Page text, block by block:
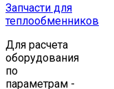
Запчасти для
теплообменников
Для расчета
оборудования
по
параметрам -